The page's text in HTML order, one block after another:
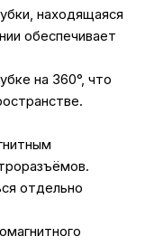
, находящаяся
обеспечивает
на 360°, что
отдельно